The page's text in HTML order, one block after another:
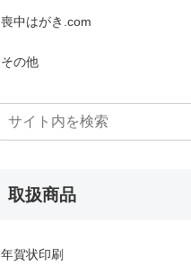
喪中はがき.com
その他
取扱商品
年賀状印刷